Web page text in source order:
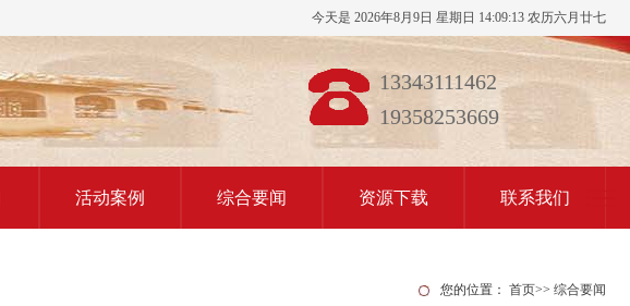
今天是 2026年8月9日 星期日 14:09:13 农历六月廿七
13343111462
19358253669
活动案例 综合要闻 资源下载 联系我们
您的位置： 首页>> 综合要闻